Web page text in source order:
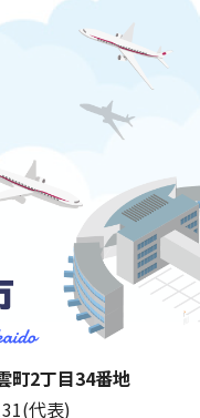
町2丁目34番地
代表)